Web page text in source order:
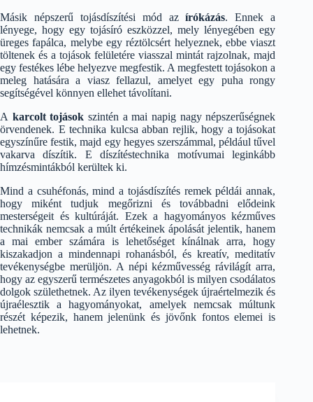
Másik népszerű tojásdíszítési mód azírókázás. Ennek a
lényege, hogy egy tojásíró eszközzel, mely lényegében egy
üreges fapálca, melybe egy réztölcsért helyeznek, ebbe viaszt
töltenek és a tojások felületére viasszal mintát rajzolnak, majd
egy festékes lébe helyezve megfestik. A megfestett tojásokon a
meleg hatására a viasz fellazul, amelyet egy puha rongy
segítségével könnyen ellehet távolítani.
A karcolt tojások szintén a mai napig nagy népszerűségnek
örvendenek. E technika kulcsa abban rejlik, hogy a tojásokat
egyszínűre festik, majd egy hegyes szerszámmal, például tűvel
vakarva díszítik. E díszítéstechnika motívumai leginkább
hímzésmintákból kerültek ki.
Mind a csuhéfonás, mind a tojásdíszítés remek példái annak,
hogy miként tudjuk megőrizni és továbbadni elődeink
mesterségeit és kultúráját. Ezek a hagyományos kézműves
technikák nemcsak a múlt értékeinek ápolását jelentik, hanem
a mai ember számára is lehetőséget kínálnak arra, hogy
kiszakadjon a mindennapi rohanásból, és kreatív, meditatív
tevékenységbe merüljön. A népi kézművesség rávilágít arra,
hogy az egyszerű természetes anyagokból is milyen csodálatos
dolgok születhetnek. Az ilyen tevékenységek újraértelmezik és
újraélesztik a hagyományokat, amelyek nemcsak múltunk
részét képezik, hanem jelenünk és jövőnk fontos elemei is
lehetnek.